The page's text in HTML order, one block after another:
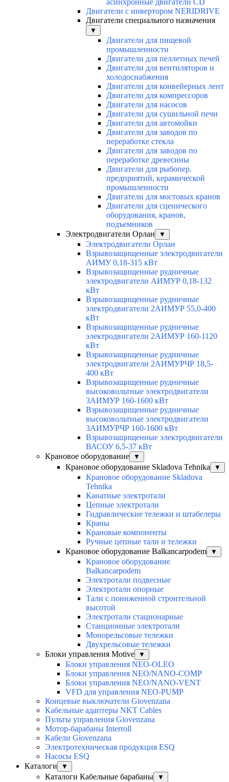
асинхронные двигатели СD
Двигатели с инвертором NERIDRIVE
Двигатели специального назначения
▼
Двигатели для пищевой
промышленности
Двигатели для пеллетных печей
Двигатели для вентиляторов и
холодоснабжения
Двигатели для конвейерных лент
Двигатели для компрессоров
Двигатели для насосов
Двигатели для сушильной печи
Двигатели для автомойки
Двигатели для заводов по
переработке стекла
Двигатели для заводов по
переработке древесины
Двигатели для рыбопер.
предприятий, керамической
промышленности
Двигатели для мостовых кранов
Двигатели для сценического
оборудования, кранов,
подъемников
Электродвигатели Орлан
▼
Электродвигатели Орлан
Взрывозащищенные электродвигатели
АИМУ 0,18-315 кВт
Взрывозащищенные рудничные
электродвигатели АИМУР 0,18-132
кВт
Взрывозащищенные рудничные
электродвигатели 2АИМУР 55,0-400
кВт
Взрывозащищенные рудничные
электродвигатели 2АИМУР 160-1120
кВт
Взрывозащищенные рудничные
электродвигатели 2АИМУРЧР 18,5-
400 кВт
Взрывозащищенные рудничные
высоковольтные электродвигатели
3АИМУР 160-1600 кВт
Взрывозащищенные рудничные
высоковольтные электродвигатели
3АИМУРЧР 160-1600 кВт
Взрывозащищенные электродвигатели
ВАСОУ 6,5-37 кВт
Крановое оборудование
▼
Крановое оборудование Skladova Tehnika ▼
Крановое оборудование Skladova
Tehnika
Канатные электротали
Цепные электротали
Гидравлические тележки и штабелеры
Краны
Крановые компоненты
Ручные цепные тали и тележки
Крановое оборудование Balkancarpodem
▼
Крановое оборудование
Balkancarpodem
Электротали подвесные
Электротали опорные
Тали с пониженной строительной
высотой
Электротали стационарные
Станционные электротали
Монорельсовые тележки
Двухрельсовые тележки
Блоки управления Motive
▼
Блоки управления NEO-OLEO
Блоки управления NEO/NANO-COMP
Блоки управления NEO/NANO-VENT
VFD для управления NEO-PUMP
Концевые выключатели Giovenzana
Кабельные адаптеры NKT Cables
Пульты управления Giovenzana
Мотор-барабаны Interroll
Кабели Giovenzana
Электротехническая продукция ESQ
Насосы ESQ
Каталоги
▼
Каталоги Кабельные барабаны ▼